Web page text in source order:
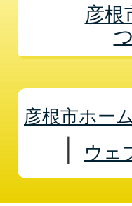
彦根
彦根市ホー
ウェ